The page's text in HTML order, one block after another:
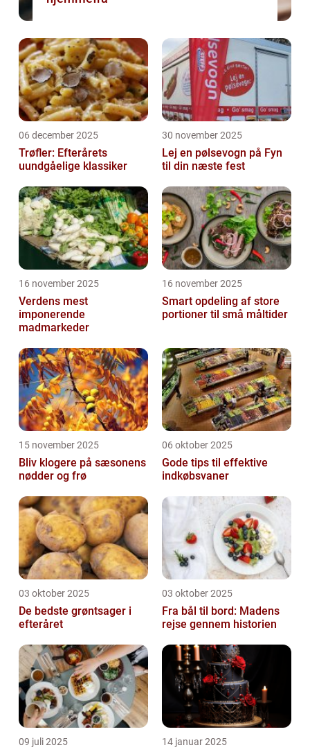
06 december 2025
Trøfler: Efterårets
uundgåelige klassiker
30 november 2025
Lej en pølsevogn på Fyn
til din næste fest
16 november 2025
Verdens mest
imponerende
madmarkeder
16 november 2025
Smart opdeling af store
portioner til små måltider
15 november 2025
Bliv klogere på sæsonens
nødder og frø
06 oktober 2025
Gode tips til effektive
indkøbsvaner
03 oktober 2025
De bedste grøntsager i
efteråret
03 oktober 2025
Fra bål til bord: Madens
rejse gennem historien
09 juli 2025 14 januar 2025